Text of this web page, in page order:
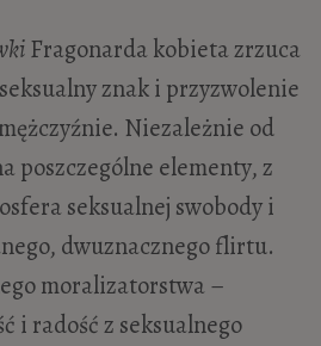
Fragonarda kobieta zrzuca
znak i przyzwolenie
Niezależnie od
poszczególne elementy, z
seksualnej swobody i
dwuznacznego flirtu.
moralizatorstwa –
i radość z seksualnego